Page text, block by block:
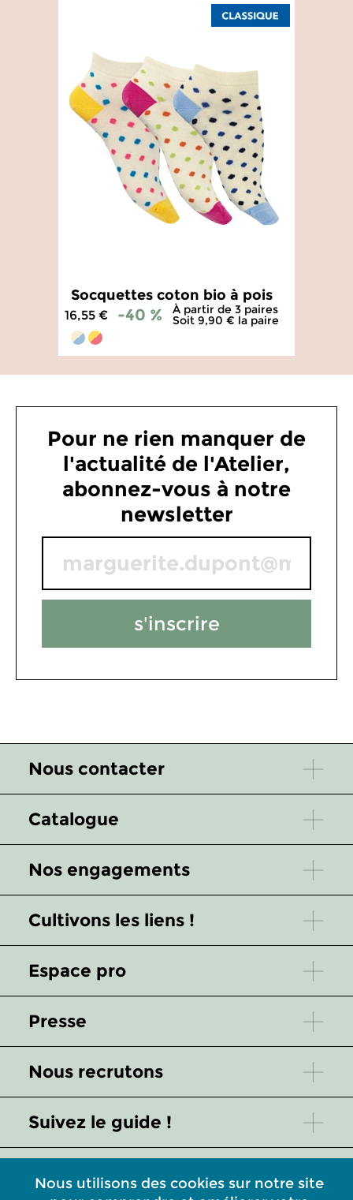
Nous utilisons des cookies sur notre site
Socquettes coton bio à pois
16,55 € -40 % À partir de 3 paires
Soit 9,90 € la paire
Pour ne rien manquer de
l'actualité de l'Atelier,
abonnez-vous à notre
newsletter
s'inscrire
Nous contacter
Catalogue
Nos engagements
Cultivons les liens !
Espace pro
Presse
Nous recrutons
Suivez le guide !
Service client